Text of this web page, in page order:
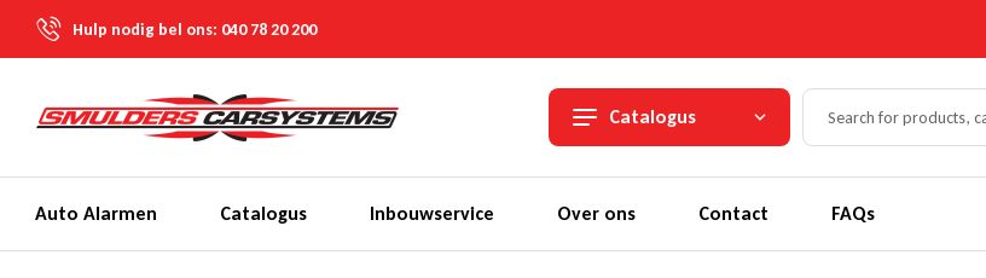
Hulp nodig bel ons: 040 78 20 200
Catalogus
Auto Alarmen Catalogus Inbouwservice Over ons Contact FAQs